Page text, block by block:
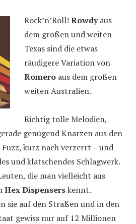
Rock’n’Roll! Rowdyaus
dem großen und weiten
Texas sind die etwas
räudigere Variation von
Romero aus dem großen
weiten Australien.
Richtig tolle Melodien,
genügend Knarzen aus den
kurz nach verzerrt – und
und klatschendes Schlagwerk.
die man vielleicht aus
Hex Dispenserskennt.
sie auf den Straßen und in den
gewiss nur auf 12 Millionen